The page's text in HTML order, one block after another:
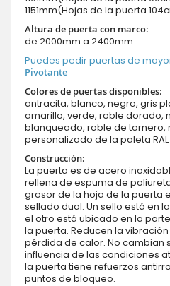
1151mm(Hojas de la puerta
Altura de puerta con marco:
de 2000mm a 2400mm
Puedes pedir puertas de
Pivotante
Colores de puertas disponibles:
antracita, blanco, negro, gris
amarillo, verde, roble dorado,
blanqueado, roble de
personalizado de la paleta RAL
Construcción:
La puerta es de acero
rellena de espuma de
grosor de la hoja de la puerta
sellado dual: Un sello está en
el otro está ubicado en la
la puerta. Reducen la
pérdida de calor. No cambian
influencia de las condiciones
la puerta tiene refuerzos
puntos de bloqueo.